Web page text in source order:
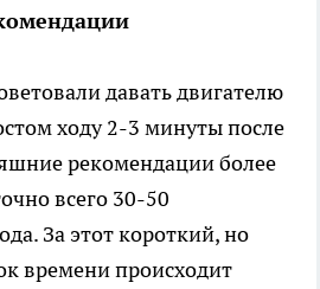
давать двигателю
ходу 2-3 минуты после
рекомендации более
всего 30-50
За этот короткий, но
времени происходит